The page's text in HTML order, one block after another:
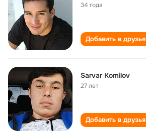
34 года
Добавить в друзья
Sarvar Komilov
27 лет
Добавить в друзья